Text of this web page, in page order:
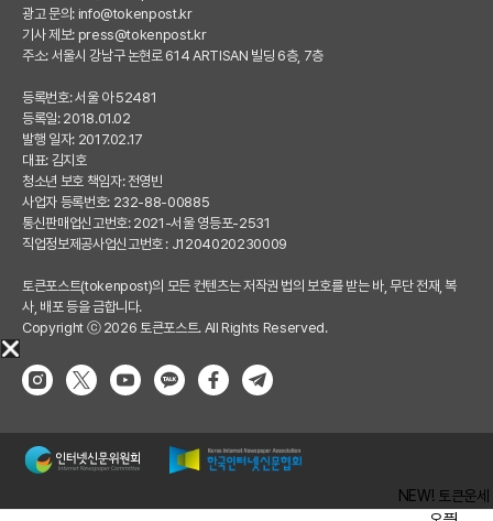
NEW! 토큰운세
광고 문의: info@tokenpost.kr
기사 제보: press@tokenpost.kr
주소: 서울시 강남구 논현로 614 ARTISAN 빌딩 6층, 7층
등록번호: 서울 아 52481
등록일: 2018.01.02
발행 일자: 2017.02.17
대표: 김지호
청소년 보호 책임자: 전영빈
사업자 등록번호: 232-88-00885
통신판매업신고번호: 2021-서울 영등포-2531
직업정보제공사업신고번호 : J1204020230009
토큰포스트(tokenpost)의 모든 컨텐츠는 저작권 법의 보호를 받는 바, 무단 전재, 복
사, 배포 등을 금합니다.
Copyright ⓒ 2026 토큰포스트. All Rights Reserved.